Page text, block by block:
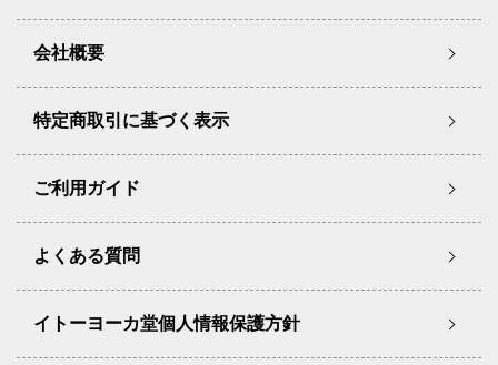
会社概要
特定商取引に基づく表示
ご利用ガイド
よくある質問
イトーヨーカ堂個人情報保護方針